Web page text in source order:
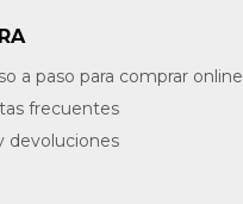
a paso para comprar online
frecuentes
devoluciones